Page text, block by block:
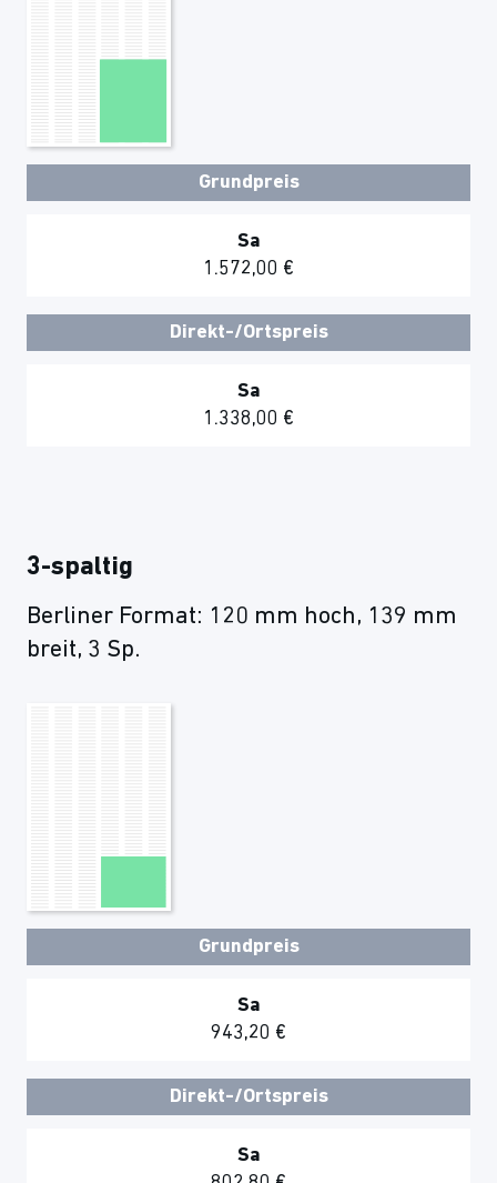
Grundpreis
Sa
1.572,00 €
Direkt-/Ortspreis
Sa
1.338,00 €
3-spaltig
Berliner Format: 120 mm hoch, 139 mm
breit, 3 Sp.
Grundpreis
Sa
943,20 €
Direkt-/Ortspreis
Sa